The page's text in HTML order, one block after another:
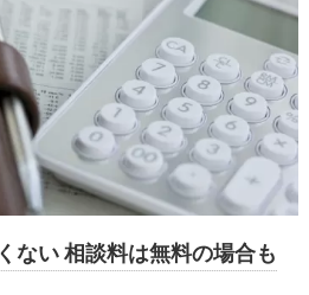
ない 相談料は無料の場合も